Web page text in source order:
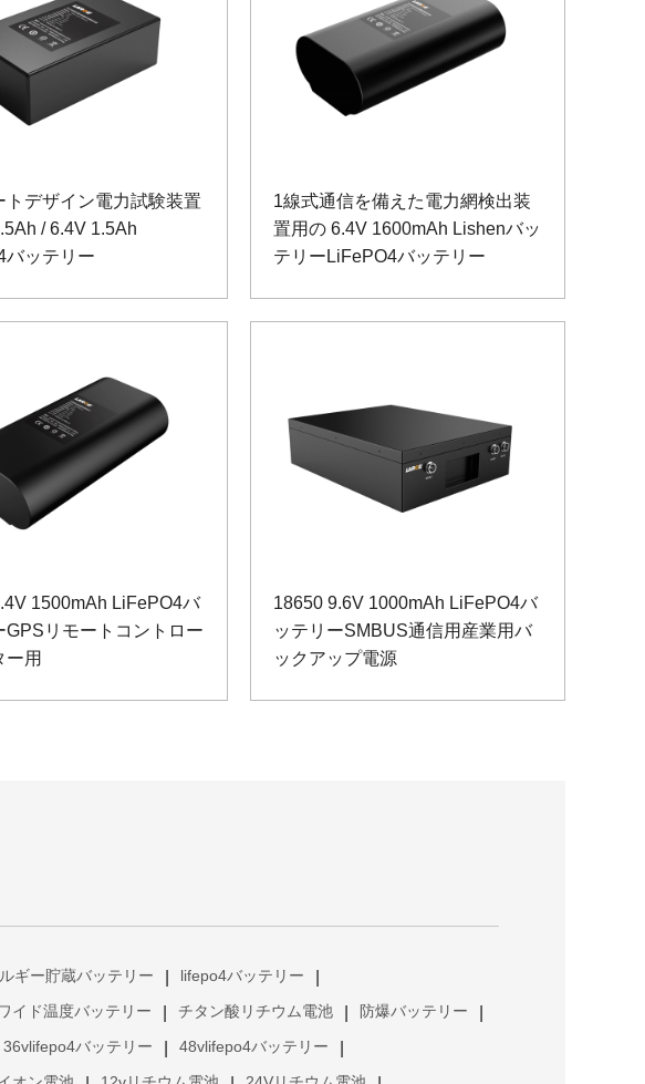
トデザイン電力試験装置
/ 6.4V 1.5Ah
バッテリー
1線式通信を備えた電力網検出装
置用の 6.4V 1600mAh Lishenバッ
テリーLiFePO4バッテリー
1500mAh LiFePO4バ
GPSリモートコントロー
ー用
18650 9.6V 1000mAh LiFePO4バ
ッテリーSMBUS通信用産業用バ
ックアップ電源
ギー貯蔵バッテリー lifepo4バッテリー
ワイド温度バッテリー チタン酸リチウム電池 防爆バッテリー
36vlifepo4バッテリー 48vlifepo4バッテリー